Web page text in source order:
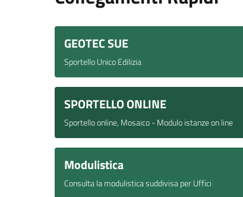
GEOTEC SUE
Sportello Unico Edilizia
SPORTELLO ONLINE
Sportello online, Mosaico - Modulo istanze on line
Modulistica
Consulta la modulistica suddivisa per Uffici